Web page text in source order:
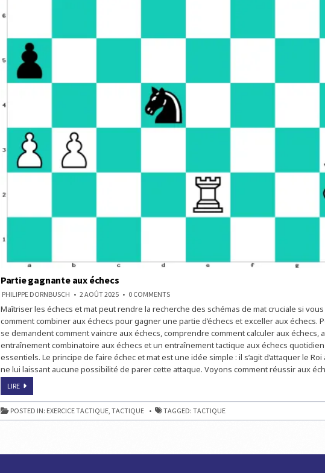
Partie gagnante aux échecs
PHILIPPE DORNBUSCH 2 AOÛT 2025 0 COMMENTSON
GAGNANTE
ÉCHECS
Maîtriser les échecs et mat peut rendre la recherche des schémas de mat cruciale si
comment combiner aux échecs pour gagner une partie d’échecs et exceller aux échecs.
se demandent comment vaincre aux échecs, comprendre comment calculer aux échecs,
entraînement combinatoire aux échecs et un entraînement tactique aux échecs
essentiels. Le principe de faire échec et mat est une idée simple : il s’agit d’attaquer le
ne lui laissant aucune possibilité de parer cette attaque. Voyons comment réussir aux
LIREPARTIE
AUX
ÉCHECS
POSTED IN: EXERCICE TACTIQUE, TACTIQUE TAGGED: TACTIQUE